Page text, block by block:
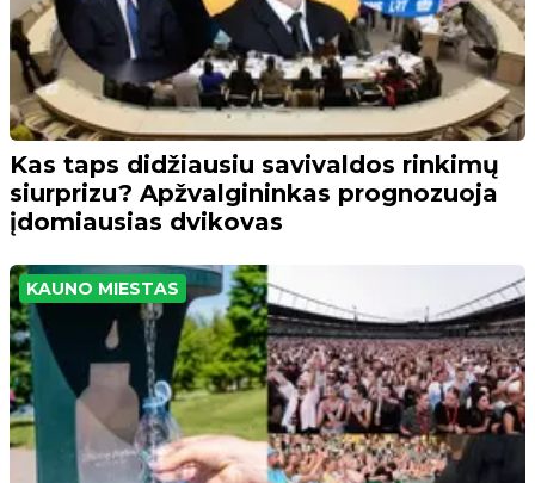
Kas taps didžiausiu savivaldos rinkimų
siurprizu? Apžvalgininkas prognozuoja
įdomiausias dvikovas
KAUNO MIESTAS